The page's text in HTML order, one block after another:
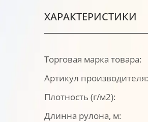
ХАРАКТЕРИСТИКИ
Торговая марка товара:
Артикул производителя:
Плотность (г/м2):
Длинна рулона, м: